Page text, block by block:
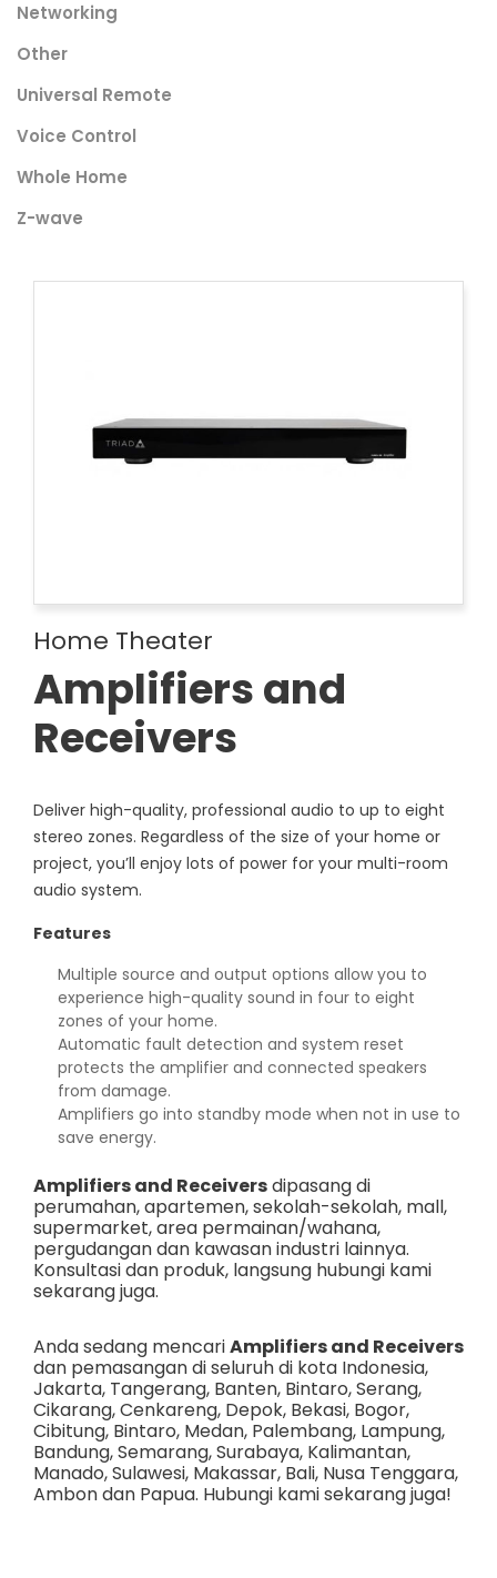
Networking
Other
Universal Remote
Voice Control
Whole Home
Z-wave
Home Theater
Amplifiers and
Receivers
Deliver high-quality, professional audio to up to eight
stereo zones. Regardless of the size of your home or
project, you’ll enjoy lots of power for your multi-room
audio system.
Features
Multiple source and output options allow you to
experience high-quality sound in four to eight
zones of your home.
Automatic fault detection and system reset
protects the amplifier and connected speakers
from damage.
Amplifiers go into standby mode when not in use to
save energy.
Amplifiers and Receiversdipasang di
perumahan, apartemen, sekolah-sekolah, mall,
supermarket, area permainan/wahana,
pergudangan dan kawasan industri lainnya.
Konsultasi dan produk, langsung hubungi kami
sekarang juga.
Anda sedang mencariAmplifiers and Receivers
dan pemasangan di seluruh di kota Indonesia,
Jakarta, Tangerang, Banten, Bintaro,Serang,
Cikarang,Cenkareng, Depok, Bekasi, Bogor,
Cibitung, Bintaro, Medan, Palembang, Lampung,
Bandung,Semarang,Surabaya, Kalimantan,
Manado,Sulawesi, Makassar, Bali, Nusa Tenggara,
Ambondan Papua. Hubungi kami sekarang juga!